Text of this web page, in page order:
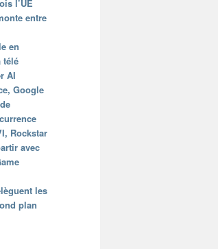
l’UE
entre
en
télé
AI
Google
Rockstar
avec
les
plan